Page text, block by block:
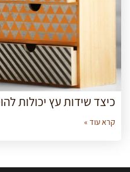
כיצד שידות עץ יכולות
קרא עוד »